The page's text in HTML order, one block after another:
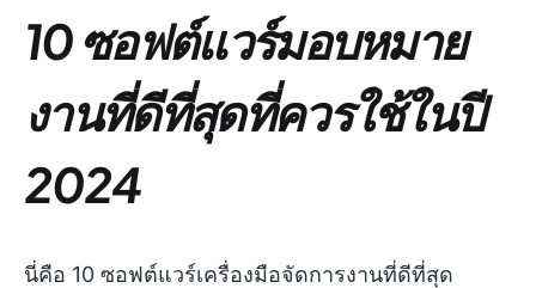
10 ซอฟต์แวร์มอบหมาย
งานที่ดีที่สุดที่ควรใช้ในปี
2024
นี่คือ 10 ซอฟต์แวร์เครื่องมือจัดการงานที่ดีที่สุด